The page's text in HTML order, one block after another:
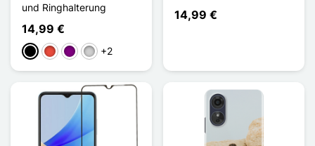
und Ringhalterung
14,99 €
Schwarz
Rot ViolettSilber
+2
14,99 €